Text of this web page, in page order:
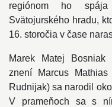
regiónom ho spája
Svätojurského hradu,
16. storočia v čase
Marek Matej Bosniak
znení Marcus
Rudnijak) sa narodil
V prameňoch sa s